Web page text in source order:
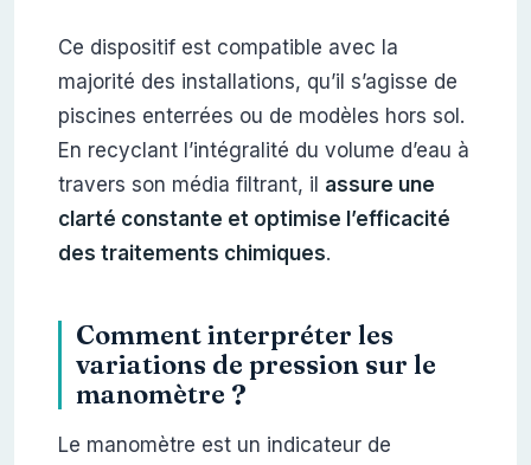
Ce dispositif est compatible avec la
majorité des installations, qu’il s’agisse de
piscines enterrées ou de modèles hors sol.
En recyclant l’intégralité du volume d’eau à
travers son média filtrant, il assure une
clarté constante et optimise l’efficacité
des traitements chimiques.
Comment interpréter les
variations de pression sur le
manomètre ?
Le manomètre est un indicateur de